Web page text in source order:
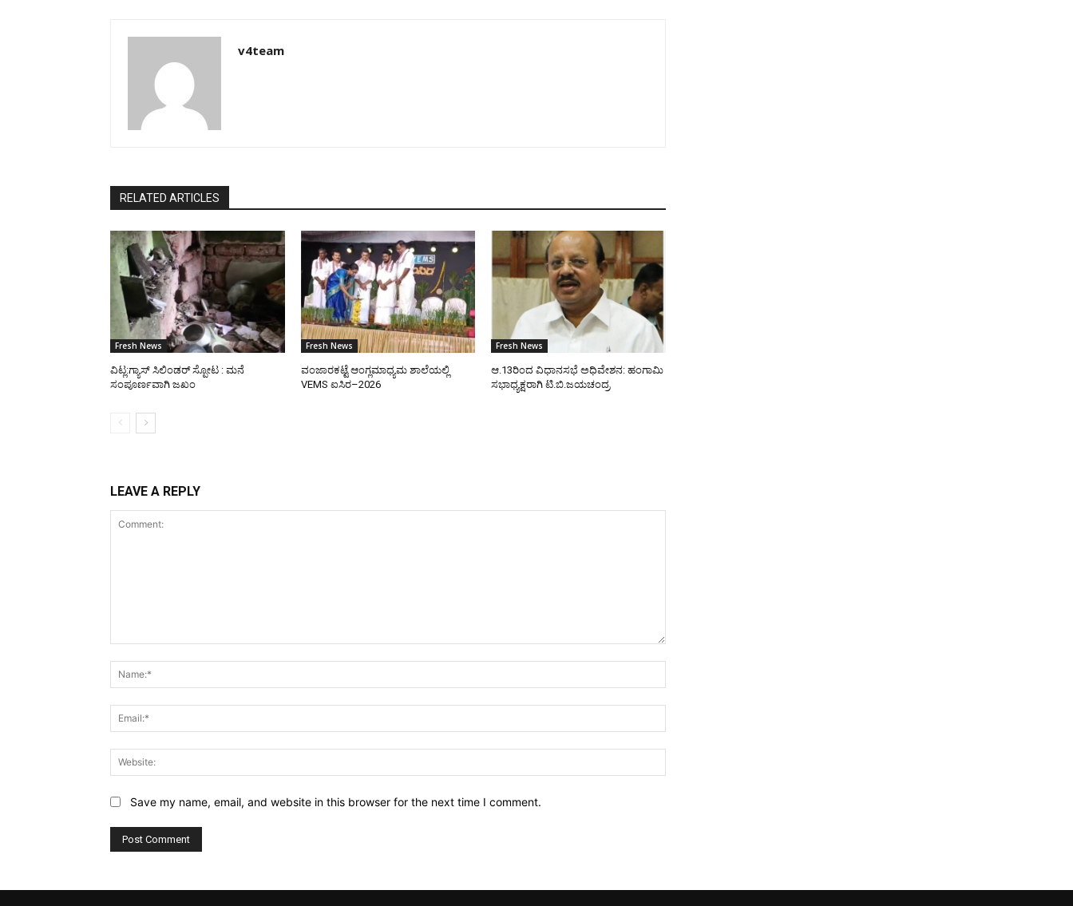
v4team
RELATED ARTICLES
Fresh News
ವಿಟ್ಲ:ಗ್ಯಾಸ್ ಸಿಲಿಂಡರ್ ಸ್ಪೋಟ : ಮನೆ
ಸಂಪೂರ್ಣವಾಗಿ ಜಖಂ
Fresh News
ವಂಜಾರಕಟ್ಟೆ ಆಂಗ್ಲಮಾಧ್ಯಮ ಶಾಲೆಯಲ್ಲಿ
VEMS ಐಸಿರ–2026
Fresh News
ಆ.13ರಿಂದ ವಿಧಾನಸಭೆ ಅಧಿವೇಶನ: ಹಂಗಾಮಿ
ಸಭಾಧ್ಯಕ್ಷರಾಗಿ ಟಿ.ಬಿ.ಜಯಚಂದ್ರ
LEAVE A REPLY
Save my name, email, and website in this browser for the next time I comment.